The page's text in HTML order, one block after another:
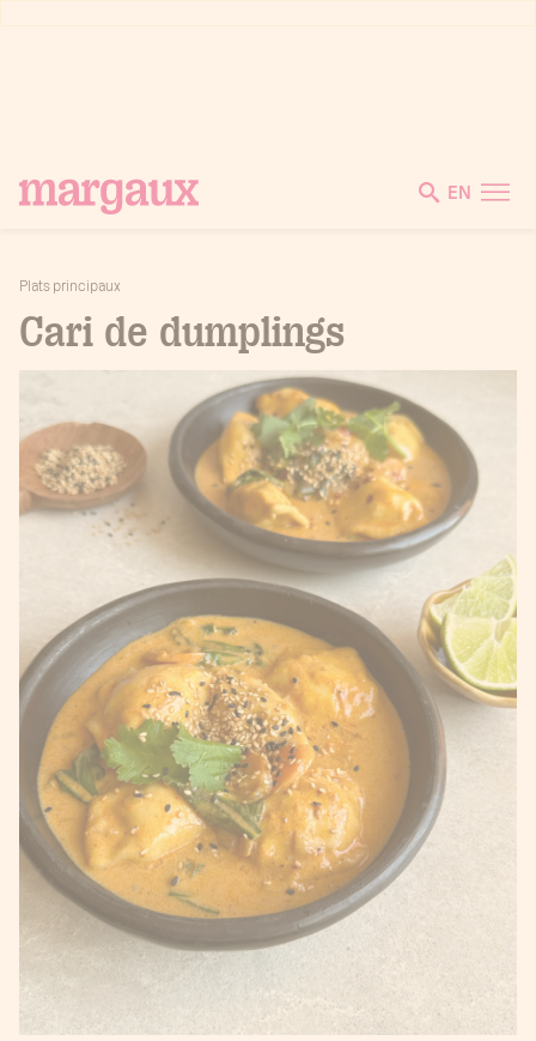
EN
Plats principaux
Cari de dumplings